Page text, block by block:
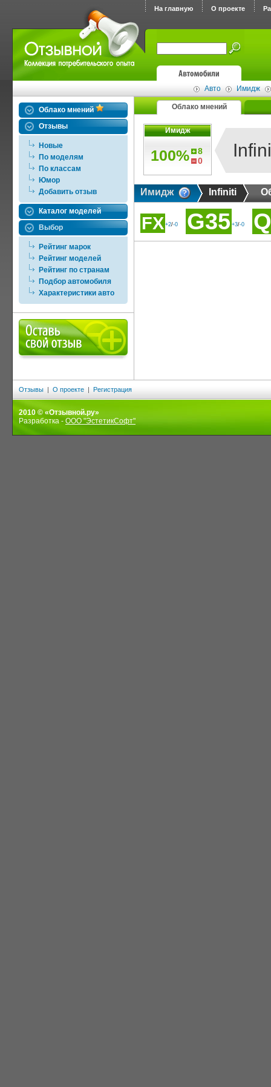
На главную О проекте
Авто Имидж
Облако мнений
Отзывы
Новые
По моделям
По классам
Юмор
Добавить отзыв
Каталог моделей
Выбор
Рейтинг марок
Рейтинг моделей
Рейтинг по странам
Подбор автомобиля
Характеристики авто
Облако мнений
Имидж
100%
8
0
Имидж Infiniti
FX +2/-0 G35 +3/-0
Отзывы | О проекте | Регистрация
2010 © «Отзывной.ру»
Разработка - ООО "ЭстетикСофт"